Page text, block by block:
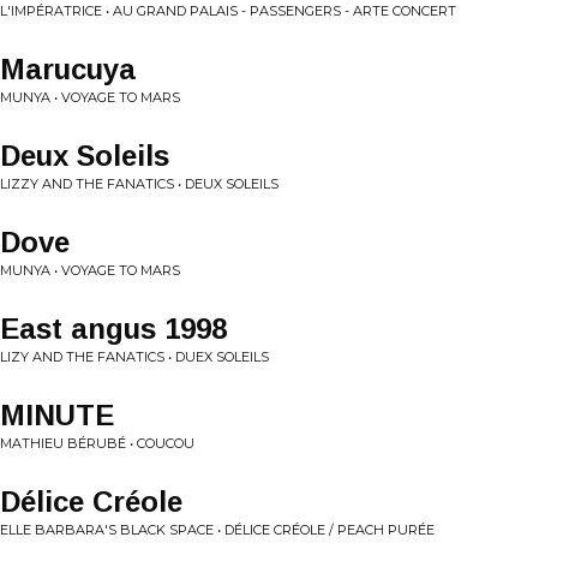
L'IMPÉRATRICE • AU GRAND PALAIS - PASSENGERS - ARTE CONCERT
Marucuya
MUNYA • VOYAGE TO MARS
Deux Soleils
LIZZY AND THE FANATICS • DEUX SOLEILS
Dove
MUNYA • VOYAGE TO MARS
East angus 1998
LIZY AND THE FANATICS • DUEX SOLEILS
MINUTE
MATHIEU BÉRUBÉ • COUCOU
Délice Créole
ELLE BARBARA'S BLACK SPACE • DÉLICE CRÉOLE / PEACH PURÉE